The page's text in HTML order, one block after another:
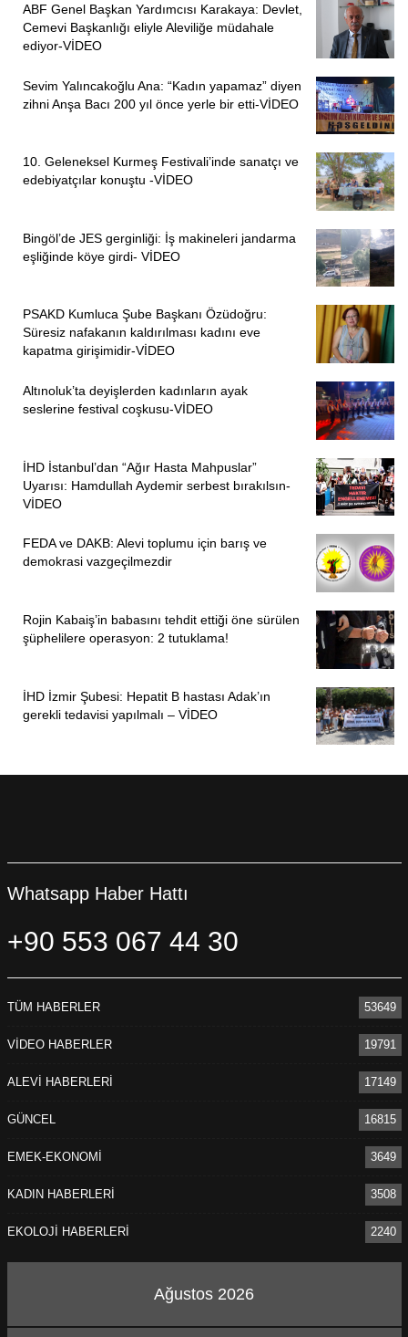
ABF Genel Başkan Yardımcısı Karakaya: Devlet,
Cemevi Başkanlığı eliyle Aleviliğe müdahale
ediyor-VİDEO
Sevim Yalıncakoğlu Ana: “Kadın yapamaz” diyen
zihni Anşa Bacı 200 yıl önce yerle bir etti-VİDEO
10. Geleneksel Kurmeş Festivali’inde sanatçı ve
edebiyatçılar konuştu -VİDEO
Bingöl’de JES gerginliği: İş makineleri jandarma
eşliğinde köye girdi- VİDEO
PSAKD Kumluca Şube Başkanı Özüdoğru:
Süresiz nafakanın kaldırılması kadını eve
kapatma girişimidir-VİDEO
Altınoluk’ta deyişlerden kadınların ayak
seslerine festival coşkusu-VİDEO
İHD İstanbul’dan “Ağır Hasta Mahpuslar”
Uyarısı: Hamdullah Aydemir serbest bırakılsın-
VİDEO
FEDA ve DAKB: Alevi toplumu için barış ve
demokrasi vazgeçilmezdir
Rojin Kabaiş’in babasını tehdit ettiği öne sürülen
şüphelilere operasyon: 2 tutuklama!
İHD İzmir Şubesi: Hepatit B hastası Adak’ın
gerekli tedavisi yapılmalı – VİDEO
Whatsapp Haber Hattı
+90 553 067 44 30
TÜM HABERLER 53649
VİDEO HABERLER 19791
ALEVİ HABERLERİ 17149
GÜNCEL 16815
EMEK-EKONOMİ 3649
KADIN HABERLERİ 3508
EKOLOJİ HABERLERİ 2240
Ağustos 2026